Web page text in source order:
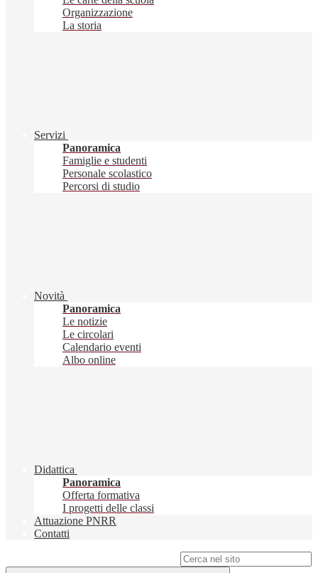
Organizzazione
La storia
Servizi
Panoramica
Famiglie e studenti
Personale scolastico
Percorsi di studio
Novità
Panoramica
Le notizie
Le circolari
Calendario eventi
Albo online
Didattica
Panoramica
Offerta formativa
I progetti delle classi
Attuazione PNRR
Contatti